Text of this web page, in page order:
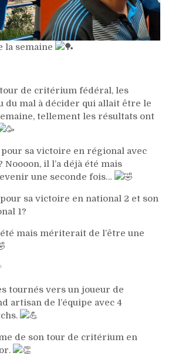
la semaine
de critérium fédéral, les
du mal à décider qui allait être le
tellement les résultats ont
pour sa victoire en régional avec
Noooon, il l’a déjà été mais
une seconde fois…
sa victoire en national 2 et son
1?
été mais mériterait de l’être une
tournés vers un joueur de
artisan de l’équipe avec 4
de son tour de critérium en